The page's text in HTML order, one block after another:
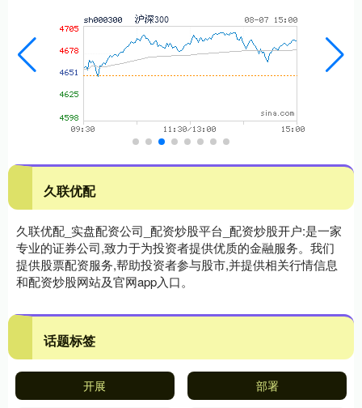
久联优配
久联优配_实盘配资公司_配资炒股平台_配资炒股开户:是一家
专业的证券公司,致力于为投资者提供优质的金融服务。我们
提供股票配资服务,帮助投资者参与股市,并提供相关行情信息
和配资炒股网站及官网app入口。
话题标签
开展 部署